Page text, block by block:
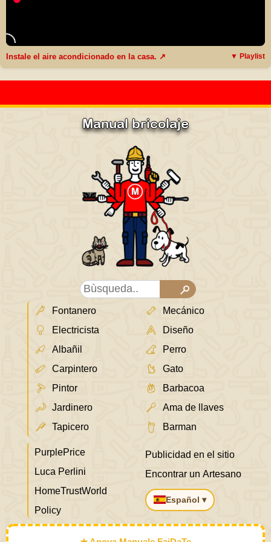
Instale el aire acondicionado en la casa. ↗ ▼ Playlist
Manual bricolaje
Fontanero
Electricista
Albañil
Carpintero
Pintor
Jardinero
Tapicero
Mecánico
Diseño
Perro
Gato
Barbacoa
Ama de llaves
Barman
PurplePrice
Luca Perlini
HomeTrustWorld
Policy
Publicidad en el sitio
Encontrar un Artesano
Español ▾